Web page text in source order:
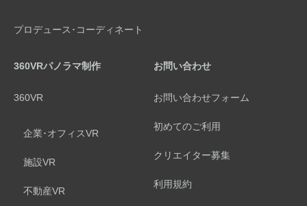
プロデュース･コーディネート
360VRパノラマ制作
360VR
企業･オフィスVR
施設VR
不動産VR
お問い合わせ
お問い合わせフォーム
初めてのご利用
クリエイター募集
利用規約